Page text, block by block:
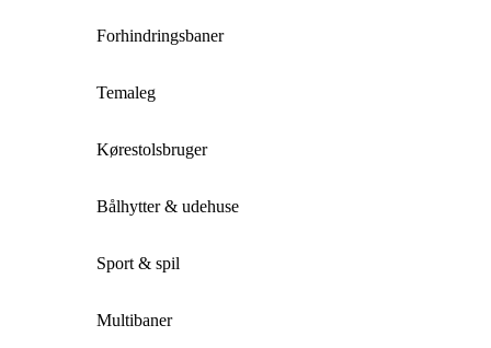
Forhindringsbaner
Temaleg
Kørestolsbruger
Bålhytter & udehuse
Sport & spil
Multibaner